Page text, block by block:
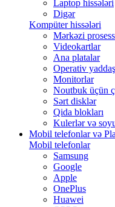
Laptop hissələri
Digər
Kompüter hissələri
Mərkəzi
Videokartlar
Ana platalar
Operativ yaddaş
Monitorlar
Noutbuk üçün
Sərt disklər
Qida blokları
Kulerlər və
Mobil telefonlar və
Mobil telefonlar
Samsung
Google
Apple
OnePlus
Huawei